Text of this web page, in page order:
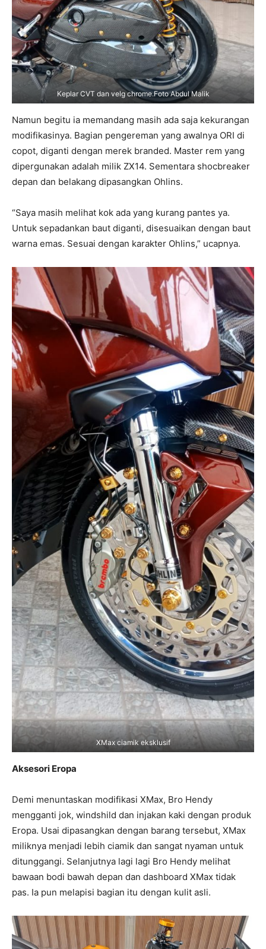
Keplar CVT dan velg chrome.Foto Abdul Malik
Namun begitu ia memandang masih ada saja kekurangan
modifikasinya. Bagian pengereman yang awalnya ORI di
copot, diganti dengan merek branded. Master rem yang
dipergunakan adalah milik ZX14. Sementara shocbreaker
depan dan belakang dipasangkan Ohlins.
“Saya masih melihat kok ada yang kurang pantes ya.
Untuk sepadankan baut diganti, disesuaikan dengan baut
warna emas. Sesuai dengan karakter Ohlins,” ucapnya.
XMax ciamik eksklusif
Aksesori Eropa
Demi menuntaskan modifikasi XMax, Bro Hendy
mengganti jok, windshild dan injakan kaki dengan produk
Eropa. Usai dipasangkan dengan barang tersebut, XMax
miliknya menjadi lebih ciamik dan sangat nyaman untuk
ditunggangi. Selanjutnya lagi lagi Bro Hendy melihat
bawaan bodi bawah depan dan dashboard XMax tidak
pas. Ia pun melapisi bagian itu dengan kulit asli.